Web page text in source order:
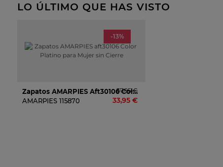
LO ÚLTIMO QUE HAS VISTO
-13%
Zapatos AMARPIES Aft30106 Color Platino Para Mujer Sin Cierre
AMARPIES 115870 33,95 €
37,95 €